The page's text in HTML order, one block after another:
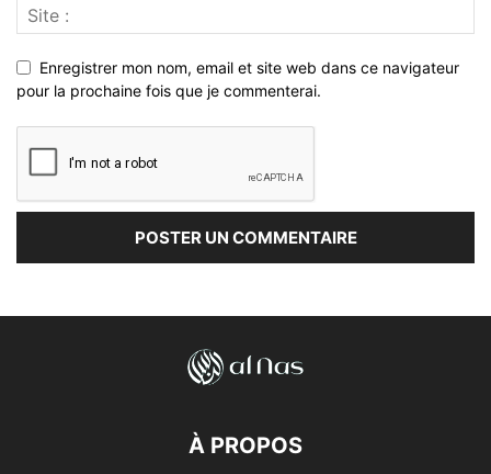
Enregistrer mon nom, email et site web dans ce navigateur
pour la prochaine fois que je commenterai.
À PROPOS